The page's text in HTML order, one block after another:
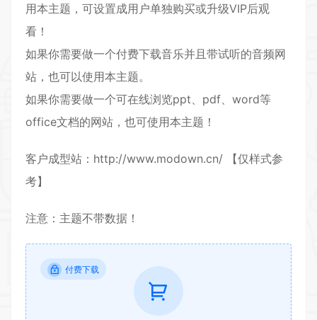
用本主题，可设置成用户单独购买或升级VIP后观
看！
如果你需要做一个付费下载音乐并且带试听的音频网
站，也可以使用本主题。
如果你需要做一个可在线浏览ppt、pdf、word等
office文档的网站，也可使用本主题！
客户成型站：http://www.modown.cn/ 【仅样式参
考】
注意：主题不带数据！
付费下载